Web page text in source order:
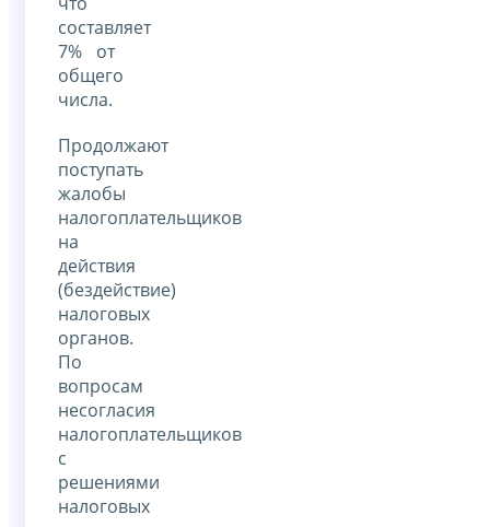
составляет
7% от
общего
числа.
Продолжают
поступать
жалобы
налогоплательщиков
на
действия
(бездействие)
налоговых
органов.
По
вопросам
несогласия
налогоплательщиков
с
решениями
налоговых